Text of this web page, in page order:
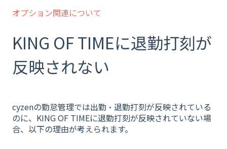
オプション関連について
KING OF TIMEに退勤打刻が
反映されない
cyzenの勤怠管理では出勤・退勤打刻が反映されている
のに、KING OF TIMEに退勤打刻が反映されていない場
合、以下の理由が考えられます。